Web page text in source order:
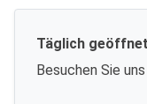
Täglich
Besuchen Sie